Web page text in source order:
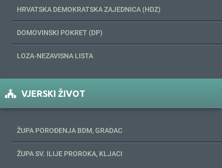
HRVATSKA DEMOKRATSKA ZAJEDNICA (HDZ)
DOMOVINSKI POKRET (DP)
LOZA-NEZAVISNA LISTA
VJERSKI ŽIVOT
ŽUPA POROĐENJA BDM, GRADAC
ŽUPA SV. ILIJE PROROKA, KLJACI